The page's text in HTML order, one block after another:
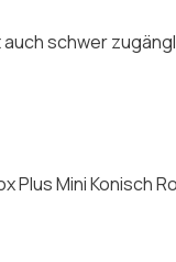
schwer
Mini Konisch